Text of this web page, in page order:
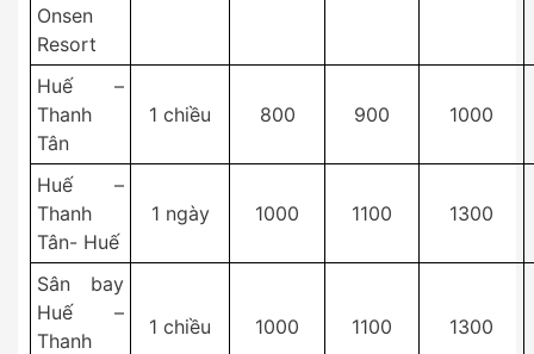
Onsen
Resort
Huế –
Thanh
Tân
1 chiều 800 900 1000
Huế –
Thanh
Tân- Huế
1 ngày 1000 1100 1300
Sân bay
Huế –
Thanh
1 chiều 1000 1100 1300